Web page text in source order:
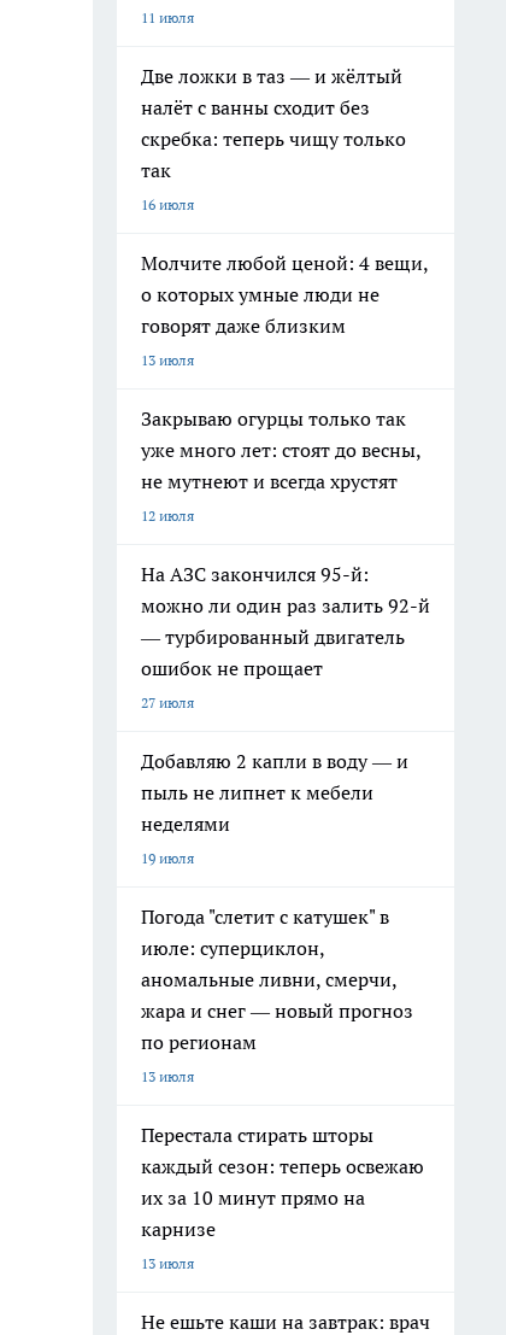
11 июля
Две ложки в таз — и жёлтый
налёт с ванны сходит без
скребка: теперь чищу только
так
16 июля
Молчите любой ценой: 4 вещи,
о которых умные люди не
говорят даже близким
13 июля
Закрываю огурцы только так
уже много лет: стоят до весны,
не мутнеют и всегда хрустят
12 июля
На АЗС закончился 95-й:
можно ли один раз залить 92-й
— турбированный двигатель
ошибок не прощает
27 июля
Добавляю 2 капли в воду — и
пыль не липнет к мебели
неделями
19 июля
Погода "слетит с катушек" в
июле: суперциклон,
аномальные ливни, смерчи,
жара и снег — новый прогноз
по регионам
13 июля
Перестала стирать шторы
каждый сезон: теперь освежаю
их за 10 минут прямо на
карнизе
13 июля
Не ешьте каши на завтрак: врач